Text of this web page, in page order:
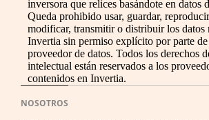
inversora que relices basándote en datos
Queda prohibido usar, guardar,
modificar, transmitir o distribuir los datos
Invertia sin permiso explícito por parte
proveedor de datos. Todos los derechos
intelectual están reservados a los
contenidos en Invertia.
NOSOTROS